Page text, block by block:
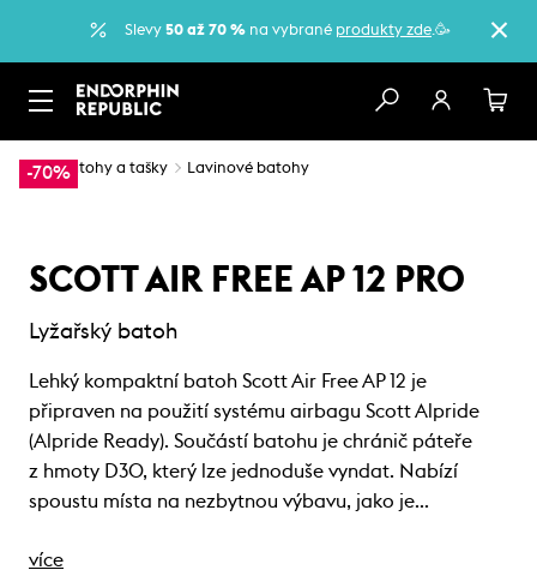
Slevy 50 až 70 % na vybrané produkty zde.🥳
-70%
… Batohy a tašky Lavinové batohy
SCOTT AIR FREE AP 12 PRO
Lyžařský batoh
Lehký kompaktní batoh Scott Air Free AP 12 je
připraven na použití systému airbagu Scott Alpride
(Alpride Ready). Součástí batohu je chránič páteře
z hmoty D3O, který lze jednoduše vyndat. Nabízí
spoustu místa na nezbytnou výbavu, jako je…
více